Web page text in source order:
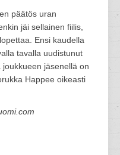
päätös uran
jäi sellainen fiilis,
Ensi kaudella
tavalla uudistunut
jäsenellä on
Happee oikeasti